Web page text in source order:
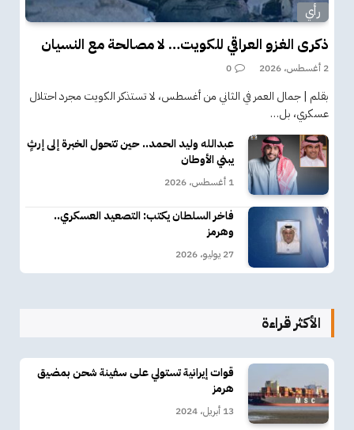
رأي
ذكرى الغزو العراقي للكويت… لا مصالحة مع النسيان
2 أغسطس، 2026 0
بقلم | جمال العمر في الثاني من أغسطس، لا تستذكر الكويت مجرد احتلال
عسكري، بل…
عبدالله وليد الحمد.. حين تتحول الخبرة إلى إرثٍ
يبني الأوطان
1 أغسطس، 2026
فاخر السلطان يكتب: التصعيد العسكري..
وهرمز
27 يوليو، 2026
الأكثر قراءة
قوات إيرانية تستولي على سفينة شحن بمضيق
هرمز
13 أبريل، 2024